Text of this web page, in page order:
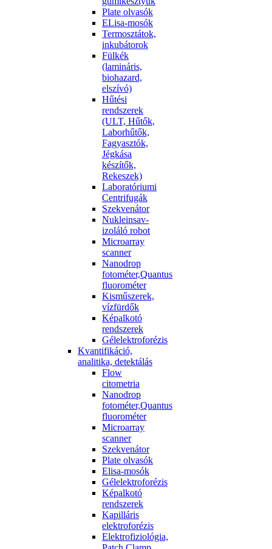
Plate olvasók
ELisa-mosók
Termosztátok,
inkubátorok
Fülkék
(lamináris,
biohazard,
elszívó)
Hűtési
rendszerek
(ULT, Hűtők,
Laborhűtők,
Fagyasztók,
Jégkása
készítők,
Rekeszek)
Laboratóriumi
Centrifugák
Szekvenátor
Nukleinsav-
izoláló robot
Microarray
scanner
Nanodrop
fotométer,Quantus
fluorométer
Kisműszerek,
vízfürdők
Képalkotó
rendszerek
Gélelektroforézis
Kvantifikáció,
analitika, detektálás
Flow
citometria
Nanodrop
fotométer,Quantus
fluorométer
Microarray
scanner
Szekvenátor
Plate olvasók
Elisa-mosók
Gélelektroforézis
Képalkotó
rendszerek
Kapilláris
elektroforézis
Elektrofiziológia,